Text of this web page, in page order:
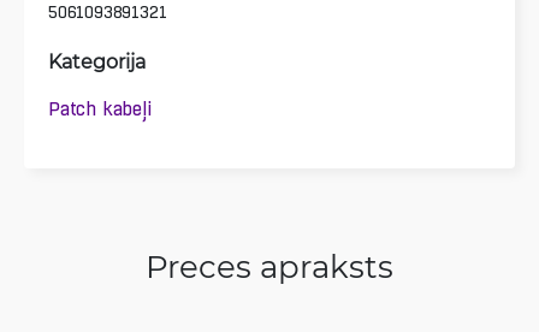
5061093891321
Kategorija
Patch kabeļi
Preces apraksts